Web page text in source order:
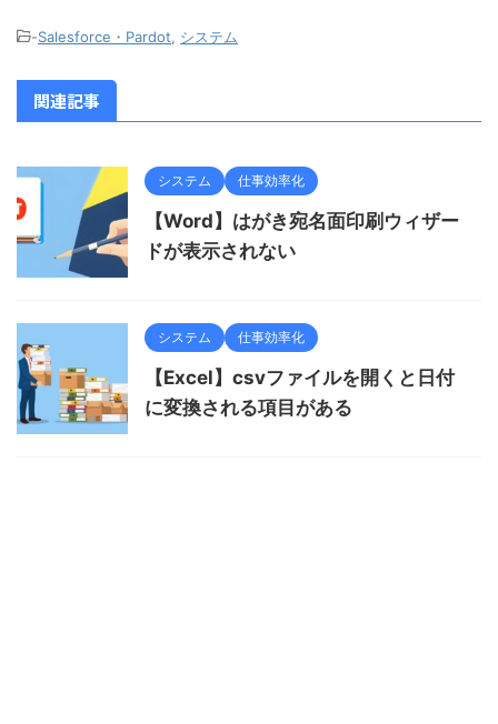
-Salesforce・Pardot システム
関連記事
システム 仕事効率化
【Word】はがき宛名面印刷ウィザー
ドが表示されない
システム 仕事効率化
【Excel】csvファイルを開くと日付
に変換される項目がある